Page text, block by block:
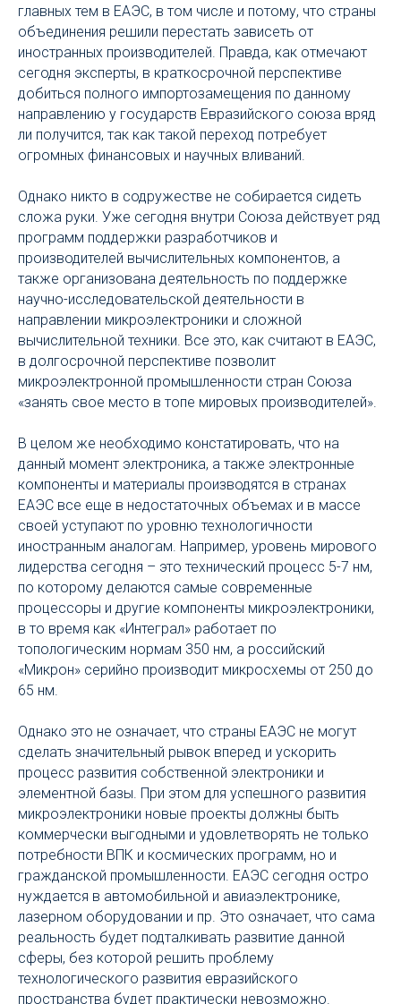
главных тем в ЕАЭС, в том числе и потому, что страны
объединения решили перестать зависеть от
иностранных производителей. Правда, как отмечают
сегодня эксперты, в краткосрочной перспективе
добиться полного импортозамещения по данному
направлению у государств Евразийского союза вряд
ли получится, так как такой переход потребует
огромных финансовых и научных вливаний.
Однако никто в содружестве не собирается сидеть
сложа руки. Уже сегодня внутри Союза действует ряд
программ поддержки разработчиков и
производителей вычислительных компонентов, а
также организована деятельность по поддержке
научно-исследовательской деятельности в
направлении микроэлектроники и сложной
вычислительной техники. Все это, как считают в ЕАЭС,
в долгосрочной перспективе позволит
микроэлектронной промышленности стран Союза
«занять свое место в топе мировых производителей».
В целом же необходимо констатировать, что на
данный момент электроника, а также электронные
компоненты и материалы производятся в странах
ЕАЭС все еще в недостаточных объемах и в массе
своей уступают по уровню технологичности
иностранным аналогам. Например, уровень мирового
лидерства сегодня – это технический процесс 5-7 нм,
по которому делаются самые современные
процессоры и другие компоненты микроэлектроники,
в то время как «Интеграл» работает по
топологическим нормам 350 нм, а российский
«Микрон» серийно производит микросхемы от 250 до
65 нм.
Однако это не означает, что страны ЕАЭС не могут
сделать значительный рывок вперед и ускорить
процесс развития собственной электроники и
элементной базы. При этом для успешного развития
микроэлектроники новые проекты должны быть
коммерчески выгодными и удовлетворять не только
потребности ВПК и космических программ, но и
гражданской промышленности. ЕАЭС сегодня остро
нуждается в автомобильной и авиаэлектронике,
лазерном оборудовании и пр. Это означает, что сама
реальность будет подталкивать развитие данной
сферы, без которой решить проблему
технологического развития евразийского
пространства будет практически невозможно.